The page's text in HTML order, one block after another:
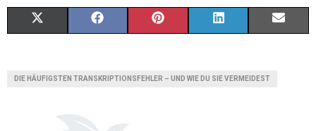
DIE HÄUFIGSTEN TRANSKRIPTIONSFEHLER – UND WIE DU SIE VERMEIDEST